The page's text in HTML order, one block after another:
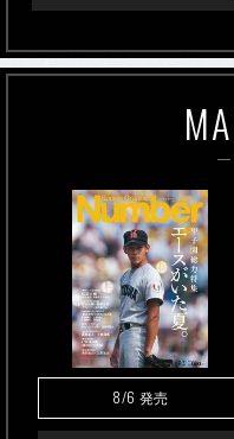
8/6 発売